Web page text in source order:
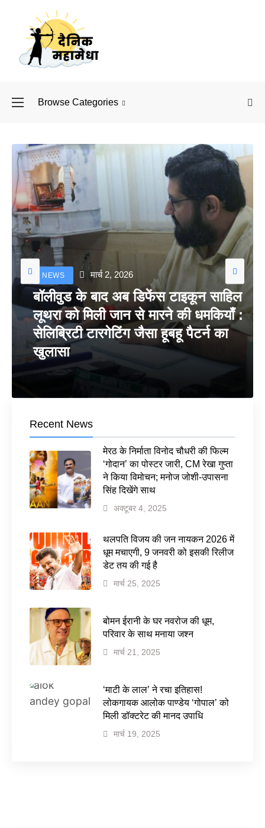
Browse Categories
NEWS मार्च 2, 2026
बॉलीवुड के बाद अब डिफेंस टाइकून साहिल
लूथरा को मिली जान से मारने की धमकियाँ :
सेलिब्रिटी टारगेटिंग जैसा हूबहू पैटर्न का
खुलासा
Recent News
मेरठ के निर्माता विनोद चौधरी की फिल्म
‘गोदान’ का पोस्टर जारी, CM रेखा गुप्ता
ने किया विमोचन; मनोज जोशी-उपासना
सिंह दिखेंगे साथ
अक्टूबर 4, 2025
थलपति विजय की जन नायकन 2026 में
धूम मचाएगी, 9 जनवरी को इसकी रिलीज
डेट तय की गई है
मार्च 25, 2025
बोमन ईरानी के घर नवरोज की धूम,
परिवार के साथ मनाया जश्न
मार्च 21, 2025
‘माटी के लाल’ ने रचा इतिहास!
लोकगायक आलोक पाण्डेय ‘गोपाल’ को
मिली डॉक्टरेट की मानद उपाधि
मार्च 19, 2025